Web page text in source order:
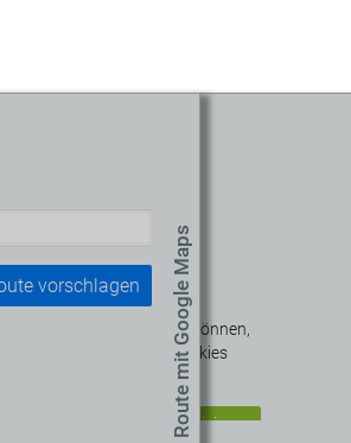
Route mit Google Maps
vorschlagen
Um diesen Inhalt sehen zu können,
müssen Sie unseren Cookies
Cookie-Einstellungen aktualisieren